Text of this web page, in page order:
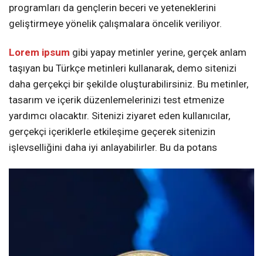
programları da gençlerin beceri ve yeteneklerini
geliştirmeye yönelik çalışmalara öncelik veriliyor.
Lorem ipsum gibi yapay metinler yerine, gerçek anlam
taşıyan bu Türkçe metinleri kullanarak, demo sitenizi
daha gerçekçi bir şekilde oluşturabilirsiniz. Bu metinler,
tasarım ve içerik düzenlemelerinizi test etmenize
yardımcı olacaktır. Sitenizi ziyaret eden kullanıcılar,
gerçekçi içeriklerle etkileşime geçerek sitenizin
işlevselliğini daha iyi anlayabilirler. Bu da potans